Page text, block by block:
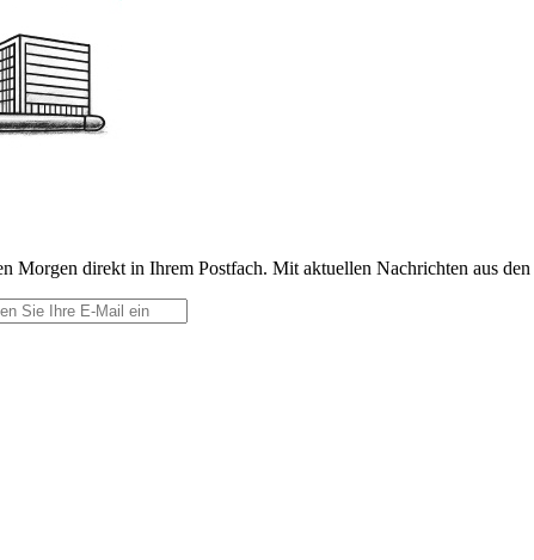
Morgen direkt in Ihrem Postfach. Mit aktuellen Nachrichten aus